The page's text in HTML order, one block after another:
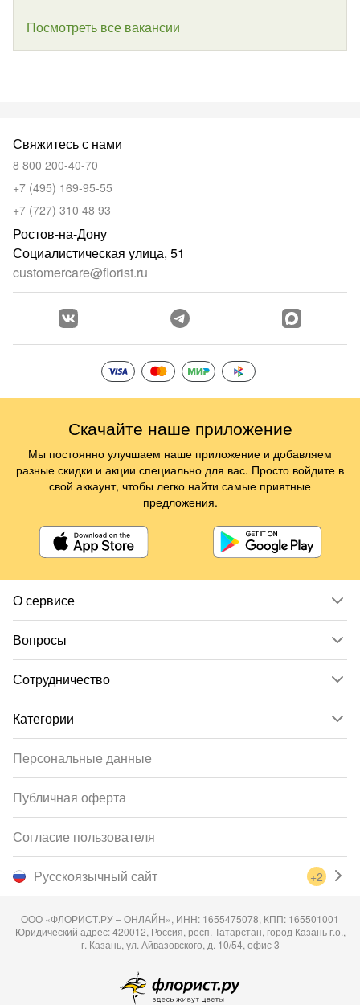
Посмотреть все вакансии
О сервисе
Вопросы
Сотрудничество
Категории
Свяжитесь с нами
8 800 200-40-70
+7 (495) 169-95-55
+7 (727) 310 48 93
Ростов-на-Дону
Социалистическая улица, 51
customercare@florist.ru
Русскоязычный сайт +2
Персональные данные
Публичная оферта
Согласие пользователя
ООО «ФЛОРИСТ.РУ – ОНЛАЙН», ИНН: 1655475078, КПП: 165501001
Юридический адрес: 420012, Россия, респ. Татарстан, город Казань г.о.,
г. Казань, ул. Айвазовского, д. 10/54, офис 3
Скачайте наше приложение
Мы постоянно улучшаем наше приложение и добавляем
разные скидки и акции специально для вас. Просто войдите в
свой аккаунт, чтобы легко найти самые приятные
предложения.